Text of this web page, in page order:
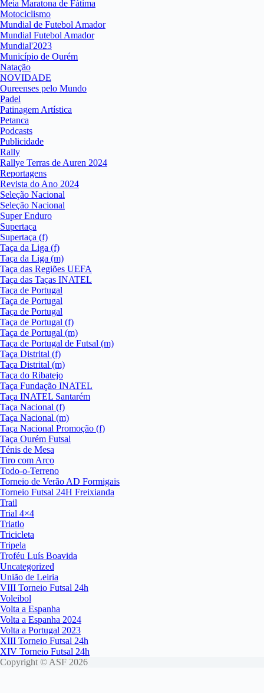
Meia Maratona de Fátima
Motociclismo
Mundial de Futebol Amador
Mundial Futebol Amador
Mundial'2023
Município de Ourém
Natação
NOVIDADE
Oureenses pelo Mundo
Padel
Patinagem Artística
Petanca
Podcasts
Publicidade
Rally
Rallye Terras de Auren 2024
Reportagens
Revista do Ano 2024
Seleção Nacional
Seleção Nacional
Super Enduro
Supertaça
Supertaça (f)
Taça da Liga (f)
Taça da Liga (m)
Taça das Regiões UEFA
Taça das Taças INATEL
Taça de Portugal
Taça de Portugal
Taça de Portugal
Taça de Portugal (f)
Taça de Portugal (m)
Taça de Portugal de Futsal (m)
Taça Distrital (f)
Taça Distrital (m)
Taça do Ribatejo
Taça Fundação INATEL
Taça INATEL Santarém
Taça Nacional (f)
Taça Nacional (m)
Taça Nacional Promoção (f)
Taça Ourém Futsal
Ténis de Mesa
Tiro com Arco
Todo-o-Terreno
Torneio de Verão AD Formigais
Torneio Futsal 24H Freixianda
Trail
Trial 4×4
Triatlo
Tricicleta
Tripela
Troféu Luís Boavida
Uncategorized
União de Leiria
VIII Torneio Futsal 24h
Voleibol
Volta a Espanha
Volta a Espanha 2024
Volta a Portugal 2023
XIII Torneio Futsal 24h
XIV Torneio Futsal 24h
Copyright © ASF 2026